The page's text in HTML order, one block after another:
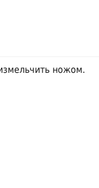
ножом.